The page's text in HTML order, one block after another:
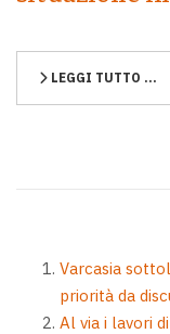
LEGGI TUTTO …
Varcasia
priorità da
Al via i lavori